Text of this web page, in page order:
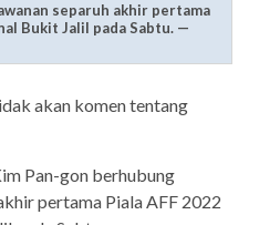
separuh akhir pertama
Bukit Jalil pada Sabtu. —
akan komen tentang
Pan-gon berhubung
pertama Piala AFF 2022